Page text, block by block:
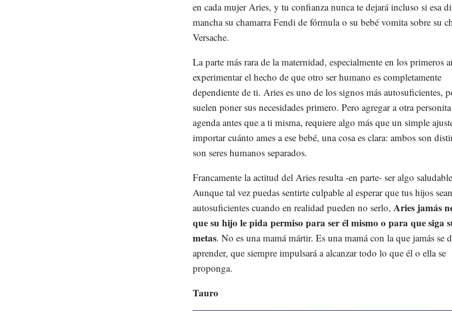
en cada mujer Aries, y tu confianza nunca te dejará incluso si esa
mancha su chamarra Fendi de fórmula o su bebé vomita sobre su
Versache.
La parte más rara de la maternidad, especialmente en los primeros
experimentar el hecho de que otro ser humano es completamente
dependiente de ti. Aries es uno de los signos más autosuficientes,
suelen poner sus necesidades primero. Pero agregar a otra
agenda antes que a ti misma, requiere algo más que un simple
importar cuánto ames a ese bebé, una cosa es clara: ambos son
son seres humanos separados.
Francamente la actitud del Aries resulta -en parte- ser algo
Aunque tal vez puedas sentirte culpable al esperar que tus hijos sean
autosuficientes cuando en realidad pueden no serlo, Aries jamás
que su hijo le pida permiso para ser él mismo o para que siga
metas. No es una mamá mártir. Es una mamá con la que jamás se
aprender, que siempre impulsará a alcanzar todo lo que él o ella se
proponga.
Tauro